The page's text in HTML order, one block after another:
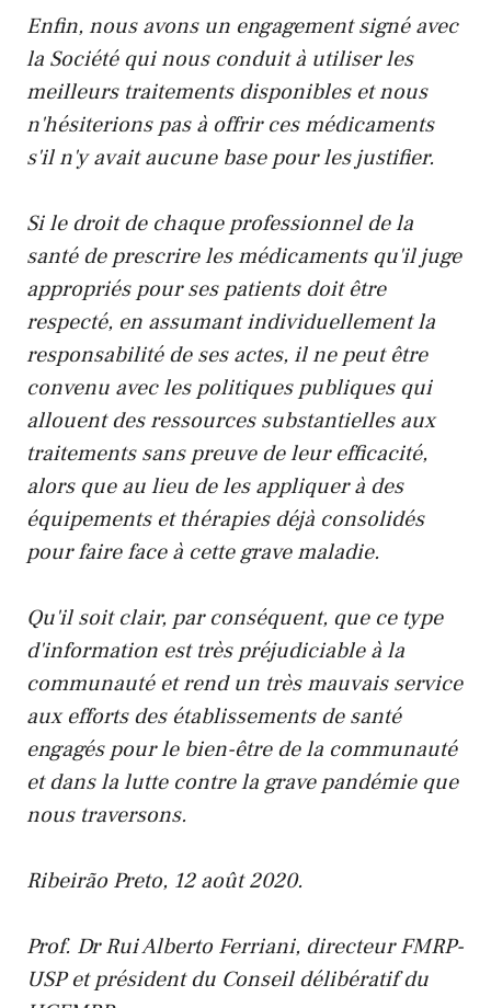
Enfin, nous avons un engagement signé avec
la Société qui nous conduit à utiliser les
meilleurs traitements disponibles et nous
n'hésiterions pas à offrir ces médicaments
s'il n'y avait aucune base pour les justifier.
Si le droit de chaque professionnel de la
santé de prescrire les médicaments qu'il juge
appropriés pour ses patients doit être
respecté, en assumant individuellement la
responsabilité de ses actes, il ne peut être
convenu avec les politiques publiques qui
allouent des ressources substantielles aux
traitements sans preuve de leur efficacité,
alors que au lieu de les appliquer à des
équipements et thérapies déjà consolidés
pour faire face à cette grave maladie.
Qu'il soit clair, par conséquent, que ce type
d'information est très préjudiciable à la
communauté et rend un très mauvais service
aux efforts des établissements de santé
engagés pour le bien-être de la communauté
et dans la lutte contre la grave pandémie que
nous traversons.
Ribeirão Preto, 12 août 2020.
Prof. Dr Rui Alberto Ferriani, directeur FMRP-
USP et président du Conseil délibératif du